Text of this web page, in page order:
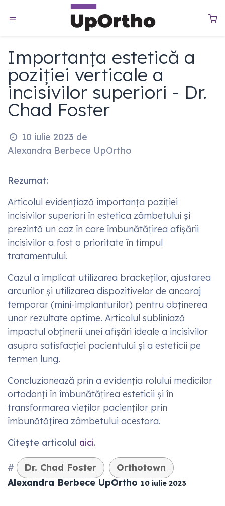
Importanța estetică a
poziției verticale a
incisivilor superiori - Dr.
Chad Foster
10 iulie 2023 de
Alexandra Berbece UpOrtho
Rezumat:
Articolul evidențiază importanța poziției
incisivilor superiori în estetica zâmbetului și
prezintă un caz în care îmbunătățirea afișării
incisivilor a fost o prioritate în timpul
tratamentului.
Cazul a implicat utilizarea brackeților, ajustarea
arcurilor și utilizarea dispozitivelor de ancoraj
temporar (mini-implanturilor) pentru obținerea
unor rezultate optime. Articolul subliniază
impactul obținerii unei afișări ideale a incisivilor
asupra satisfacției pacientului și a esteticii pe
termen lung.
Concluzionează prin a evidenția rolului medicilor
ortodonți în îmbunătățirea esteticii și în
transformarea vieților pacienților prin
îmbunătățirea zâmbetului acestora.
Citește articolul aici.
# Dr. Chad Foster
Orthotown
Alexandra Berbece UpOrtho 10 iulie 2023